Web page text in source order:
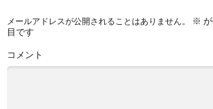
メールアドレスが公開されることはありません。 ※
目です
コメント